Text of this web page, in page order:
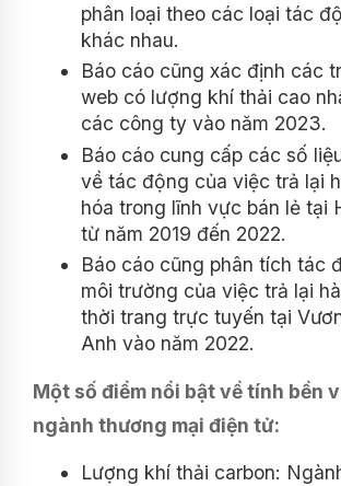
phân loại theo các loại tác
khác nhau.
Báo cáo cũng xác định các
web có lượng khí thải cao
các công ty vào năm 2023.
Báo cáo cung cấp các số
về tác động của việc trả lại
hóa trong lĩnh vực bán lẻ tại
từ năm 2019 đến 2022.
Báo cáo cũng phân tích tác
môi trường của việc trả lại
thời trang trực tuyến tại
Anh vào năm 2022.
Một số điểm nổi bật về tính bền
ngành thương mại điện tử:
Lượng khí thải carbon: